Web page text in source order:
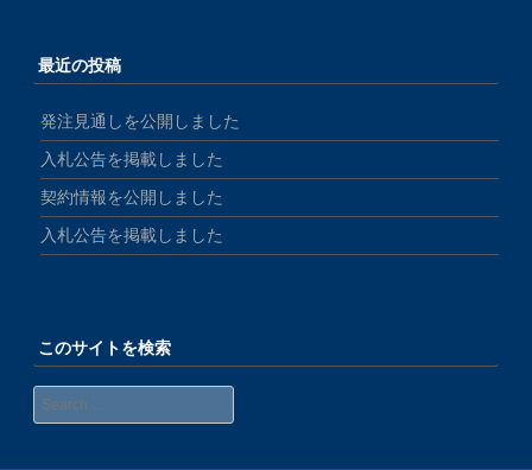
最近の投稿
発注見通しを公開しました
入札公告を掲載しました
契約情報を公開しました
入札公告を掲載しました
このサイトを検索
Search